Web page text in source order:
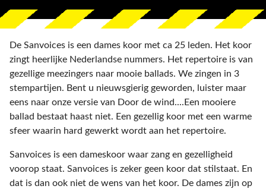
De Sanvoices is een dames koor met ca 25 leden. Het koor
zingt heerlijke Nederlandse nummers. Het repertoire is van
gezellige meezingers naar mooie ballads. We zingen in 3
stempartijen. Bent u nieuwsgierig geworden, luister maar
eens naar onze versie van Door de wind....Een mooiere
ballad bestaat haast niet. Een gezellig koor met een warme
sfeer waarin hard gewerkt wordt aan het repertoire.
Sanvoices is een dameskoor waar zang en gezelligheid
voorop staat. Sanvoices is zeker geen koor dat stilstaat. En
dat is dan ook niet de wens van het koor. De dames zijn op